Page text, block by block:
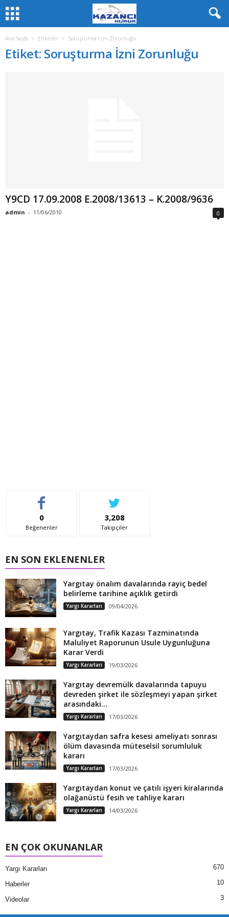
Ana Sayfa Etiketler Soruşturma İzni Zorunluğu
Etiket: Soruşturma İzni Zorunluğu
Y9CD 17.09.2008 E.2008/13613 – K.2008/9636
admin - 11/06/2010 0
0
Beğenenler
3,208
Takipçiler
EN SON EKLENENLER
Yargıtay önalım davalarında rayiç bedel
belirleme tarihine açıklık getirdi
Yargı Kararları 09/04/2026
Yargıtay, Trafik Kazası Tazminatında
Maluliyet Raporunun Usule Uygunluğuna
Karar Verdi
Yargı Kararları 19/03/2026
Yargıtay devremülk davalarında tapuyu
devreden şirket ile sözleşmeyi yapan şirket
arasındaki...
Yargı Kararları 17/03/2026
Yargıtaydan safra kesesi ameliyatı sonrası
ölüm davasında müteselsil sorumluluk
kararı
Yargı Kararları 17/03/2026
Yargıtaydan konut ve çatılı işyeri kiralarında
olağanüstü fesih ve tahliye kararı
Yargı Kararları 14/03/2026
EN ÇOK OKUNANLAR
Yargı Kararları 670
Haberler 10
Videolar 3